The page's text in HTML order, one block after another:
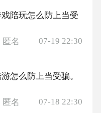
戏陪玩怎么防上当受
匿名
07-19 22:30
怎么防上当受骗。
匿名 07-18 22:30